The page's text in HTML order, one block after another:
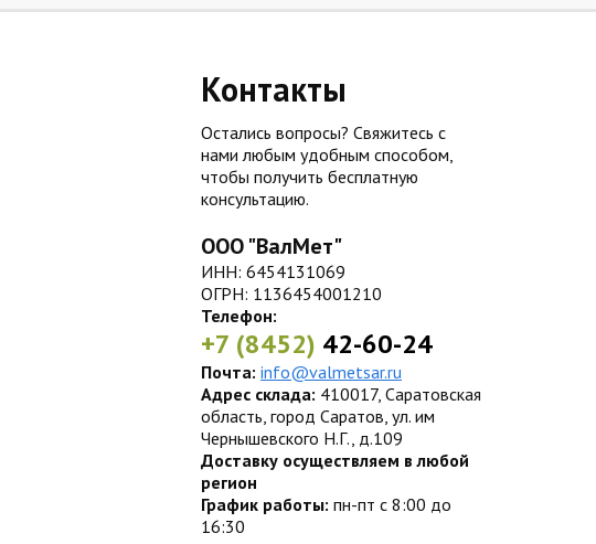
Контакты
Остались вопросы? Свяжитесь с
нами любым удобным способом,
чтобы получить бесплатную
консультацию.
ООО "ВалМет"
ИНН: 6454131069
ОГРН: 1136454001210
Телефон:
+7 (8452) 42-60-24
Почта: info@valmetsar.ru
Адрес склада: 410017, Саратовская
область, город Саратов, ул. им
Чернышевского Н.Г., д.109
Доставку осуществляем в любой
регион
График работы: пн-пт с 8:00 до
16:30